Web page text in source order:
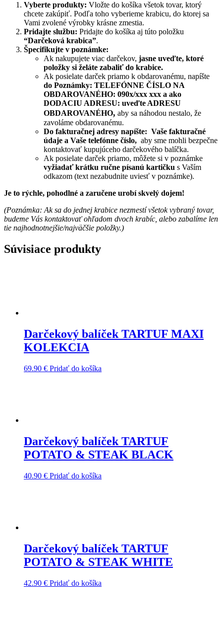
Vyberte produkty: Vložte do košíka všetok tovar, ktorý
chcete zakúpiť. Podľa toho vyberieme krabicu, do ktorej sa
Vami zvolené výrobky krásne zmestia.
Pridajte službu: Pridajte do košíka aj túto položku
“Darčeková krabica”.
Špecifikujte v poznámke:
Ak nakupujete viac darčekov, jasne uveďte, ktoré
položky si želáte zabaliť do krabice.
Ak posielate darček priamo k obdarovanému, napíšte
do Poznámky: TELEFÓNNE ČÍSLO NA
OBDAROVANÉHO: 090x/xxx xxx a ako
DODACIU ADRESU: uveďte ADRESU
OBDAROVANÉHO,aby sa náhodou nestalo, že
zavoláme obdarovanému.
Do fakturačnej adresy napíšte: Vaše fakturačné
údaje a Vaše telefónne číslo, aby sme mohli bezpečne
kontaktovať kupujúceho darčekového balíčka.
Ak posielate darček priamo, môžete si v poznámke
vyžiadať krátku ručne písanú kartičku s Vaším
odkazom (text nezabudnite uviesť v poznámke).
Je to rýchle, pohodlné a zaručene urobí skvelý dojem!
(Poznámka: Ak sa do jednej krabice nezmestí všetok vybraný tovar,
budeme Vás kontaktovať ohľadom dvoch krabíc, alebo zabalíme len
tie najhodnotnejšie/najväčšie položky.)
Súvisiace produkty
Darčekový balíček TARTUF MAXI
KOLEKCIA
69.90 € Pridať do košíka
Darčekový balíček TARTUF
POTATO & STEAK BLACK
40.90 € Pridať do košíka
Darčekový balíček TARTUF
POTATO & STEAK WHITE
42.90 € Pridať do košíka